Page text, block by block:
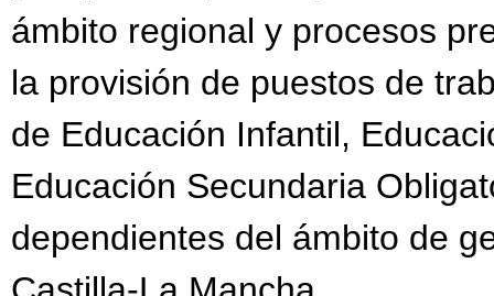
ámbito regional y procesos
la provisión de puestos de
de Educación Infantil,
Educación Secundaria
dependientes del ámbito de